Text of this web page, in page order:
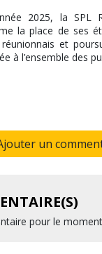
2025, la SPL
la place de ses
et
à l’ensemble des
un
pour le moment